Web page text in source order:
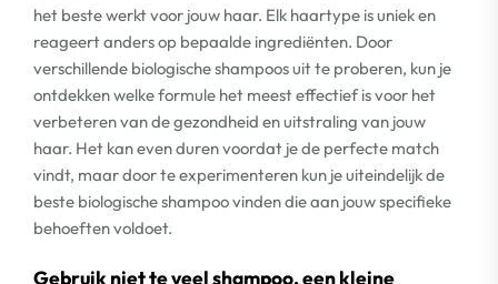
het beste werkt voor jouw haar. Elk haartype is uniek en
reageert anders op bepaalde ingrediënten. Door
verschillende biologische shampoos uit te proberen, kun je
ontdekken welke formule het meest effectief is voor het
verbeteren van de gezondheid en uitstraling van jouw
haar. Het kan even duren voordat je de perfecte match
vindt, maar door te experimenteren kun je uiteindelijk de
beste biologische shampoo vinden die aan jouw specifieke
behoeften voldoet.
Gebruik niet te veel shampoo, een kleine